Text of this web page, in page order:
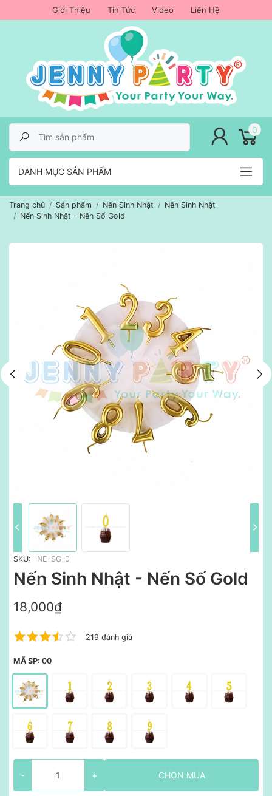
Giới Thiệu Tin Tức Video Liên Hệ
DANH MỤC SẢN PHẨM
0
Trang chủ Sản phẩm Nến Sinh Nhật
Nến Sinh Nhật
Nến Sinh Nhật - Nến Số Gold
SKU: NE-SG-0
Nến Sinh Nhật - Nến Số Gold
18,000₫
219 đánh giá
MÃ SP: 00
- + CHỌN MUA